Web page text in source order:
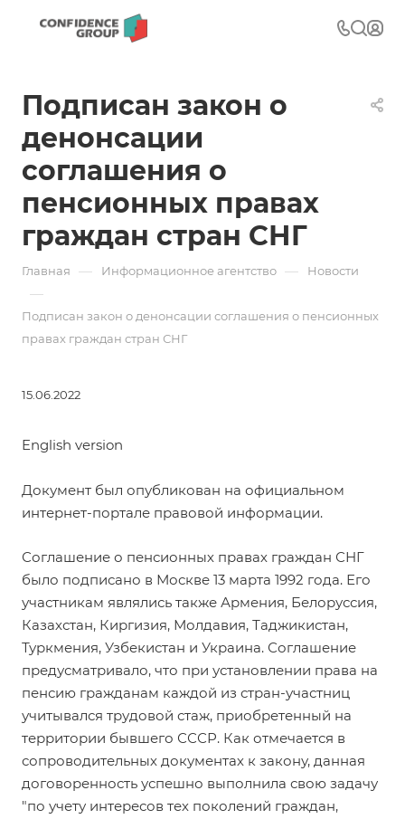
Подписан закон о
денонсации
соглашения о
пенсионных правах
граждан стран СНГ
Главная — Информационное агентство — Новости
—
Подписан закон о денонсации соглашения о пенсионных
правах граждан стран СНГ
15.06.2022
English version
Документ был опубликован на официальном
интернет-портале правовой информации.
Соглашение о пенсионных правах граждан СНГ
было подписано в Москве 13 марта 1992 года. Его
участникам являлись также Армения, Белоруссия,
Казахстан, Киргизия, Молдавия, Таджикистан,
Туркмения, Узбекистан и Украина. Соглашение
предусматривало, что при установлении права на
пенсию гражданам каждой из стран-участниц
учитывался трудовой стаж, приобретенный на
территории бывшего СССР. Как отмечается в
сопроводительных документах к закону, данная
договоренность успешно выполнила свою задачу
"по учету интересов тех поколений граждан,